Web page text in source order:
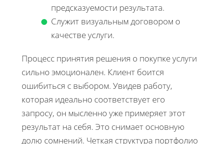
предсказуемости результата.
Служит визуальным договором о
качестве услуги.
Процесс принятия решения о покупке услуги
сильно эмоционален. Клиент боится
ошибиться с выбором. Увидев работу,
которая идеально соответствует его
запросу, он мысленно уже примеряет этот
результат на себя. Это снимает основную
долю сомнений. Четкая структура портфолио